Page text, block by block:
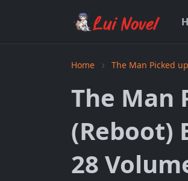
Home The Man Picked
The Man
(Reboot)
28